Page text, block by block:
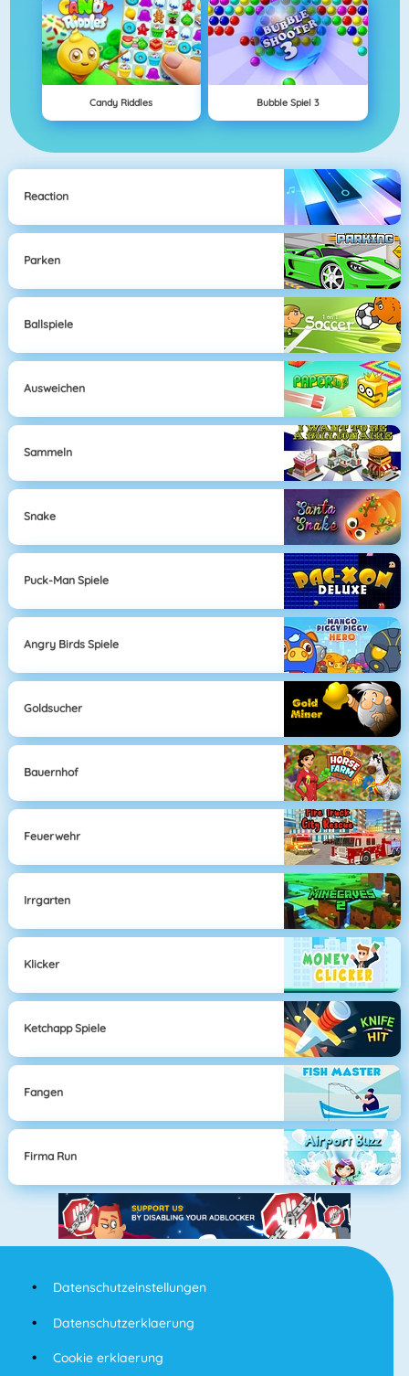
Candy Riddles Bubble Spiel 3
Reaction
Parken
Ballspiele
Ausweichen
Sammeln
Snake
Puck-Man Spiele
Angry Birds Spiele
Goldsucher
Bauernhof
Feuerwehr
Irrgarten
Klicker
Ketchapp Spiele
Fangen
Firma Run
Datenschutzeinstellungen
Datenschutzerklaerung
Cookie erklaerung